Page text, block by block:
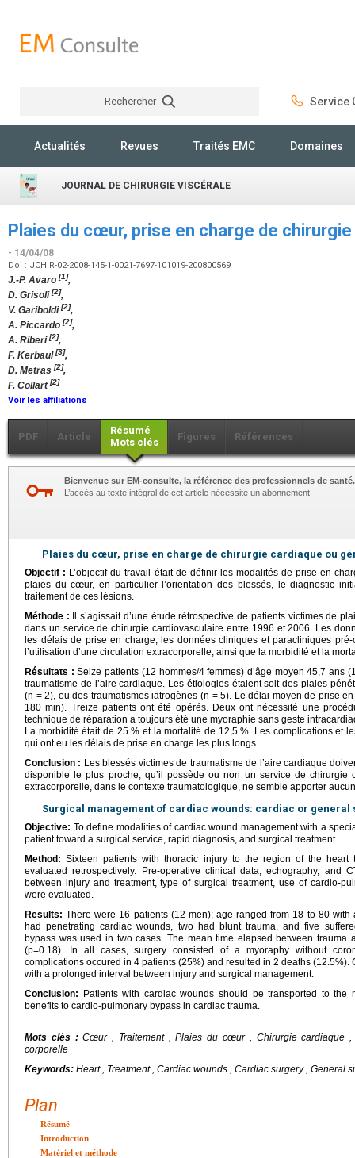
Rechercher Service
Actualités Revues Traités EMC Domaines
JOURNAL DE CHIRURGIE VISCÉRALE
Plaies du cœur, prise en charge de
- 14/04/08
Doi : JCHIR-02-2008-145-1-0021-7697-101019-200800569
J.-P. Avaro [1],
D. Grisoli[2],
V. Gariboldi[2],
A. Piccardo [2],
A. Riberi[2],
F. Kerbaul[3],
D. Metras [2],
F. Collart[2]
Voir les affiliations
PDF Article
Résumé
Mots clés
Figures Références
Bienvenue sur EM-consulte, la référence des professionnels de santé.
L’accès au texte intégral de cet article nécessite un abonnement.
Plaies du cœur, prise en charge de chirurgie cardiaque ou
Objectif : L’objectif du travail était de définir les modalités de prise en
plaies du cœur, en particulier l’orientation des blessés, le diagnostic
traitement de ces lésions.
Méthode : Il s’agissait d’une étude rétrospective de patients victimes de
dans un service de chirurgie cardiovasculaire entre 1996 et 2006. Les
les délais de prise en charge, les données cliniques et paracliniques
l’utilisation d’une circulation extracorporelle, ainsi que la morbidité et la
Résultats : Seize patients (12 hommes/4 femmes) d’âge moyen 45,7 ans
traumatisme de l’aire cardiaque. Les étiologies étaient soit des plaies
(n = 2), ou des traumatismes iatrogènes (n = 5). Le délai moyen de prise
180 min). Treize patients ont été opérés. Deux ont nécessité une
technique de réparation a toujours été une myoraphie sans geste
La morbidité était de 25 % et la mortalité de 12,5 %. Les complications et
qui ont eu les délais de prise en charge les plus longs.
Conclusion : Les blessés victimes de traumatisme de l’aire cardiaque
disponible le plus proche, qu’il possède ou non un service de chirurgie
extracorporelle, dans le contexte traumatologique, ne semble apporter
Surgical management of cardiac wounds: cardiac or general
Objective: To define modalities of cardiac wound management with a
patient toward a surgical service, rapid diagnosis, and surgical treatment.
Method: Sixteen patients with thoracic injury to the region of the
evaluated retrospectively. Pre-operative clinical data, echography, and
between injury and treatment, type of surgical treatment, use of cardio-
were evaluated.
Results: There were 16 patients (12 men); age ranged from 18 to 80
had penetrating cardiac wounds, two had blunt trauma, and five
bypass was used in two cases. The mean time elapsed between trauma
(p=0.18). In all cases, surgery consisted of a myoraphy without
complications occured in 4 patients (25%) and resulted in 2 deaths
with a prolonged interval between injury and surgical management.
Conclusion: Patients with cardiac wounds should be transported to the
benefits to cardio-pulmonary bypass in cardiac trauma.
Mots clés :Cœur , Traitement , Plaies du cœur , Chirurgie cardiaque ,
corporelle
Keywords: Heart , Treatment , Cardiac wounds , Cardiac surgery , General
Plan
Résumé
Introduction
Matériel et méthode